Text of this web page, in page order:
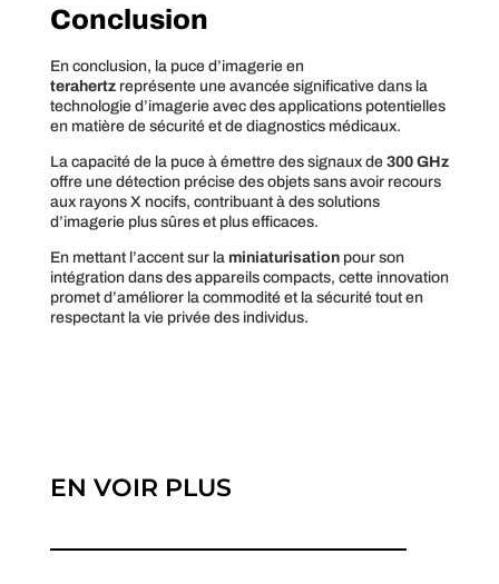
Conclusion
En conclusion, la puce d’imagerie en
terahertzreprésente une avancée significative dans la
technologie d’imagerie avec des applications potentielles
en matière de sécurité et de diagnostics médicaux.
La capacité de la puce à émettre des signaux de 300 GHz
offre une détection précise des objets sans avoir recours
aux rayons X nocifs, contribuant à des solutions
d’imagerie plus sûres et plus efficaces.
En mettant l’accent sur la miniaturisationpour son
intégration dans des appareils compacts, cette innovation
promet d’améliorer la commodité et la sécurité tout en
respectant la vie privée des individus.
EN VOIR PLUS